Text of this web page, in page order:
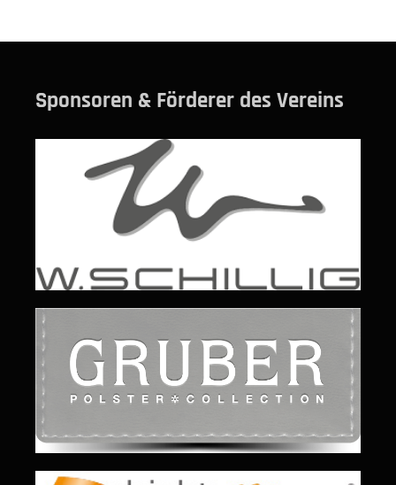
Sponsoren & Förderer des Vereins